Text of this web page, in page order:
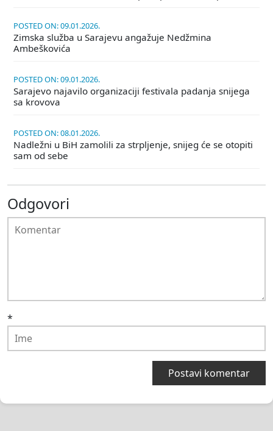
POSTED ON: 09.01.2026.
Zimska služba u Sarajevu angažuje Nedžmina
Ambeškovića
POSTED ON: 09.01.2026.
Sarajevo najavilo organizaciji festivala padanja snijega
sa krovova
POSTED ON: 08.01.2026.
Nadležni u BiH zamolili za strpljenje, snijeg će se otopiti
sam od sebe
Odgovori
*